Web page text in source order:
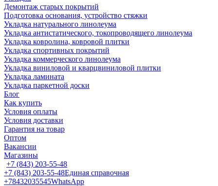
Демонтаж старых покрытий
Подготовка основания, устройство стяжки
Укладка натурального линолеума
Укладка антистатического, токопроводящего линолеума
Укладка ковролина, ковровой плитки
Укладка спортивных покрытий
Укладка коммерческого линолеума
Укладка виниловой и кварцвиниловой плитки
Укладка ламината
Укладка паркетной доски
Блог
Как купить
Условия оплаты
Условия доставки
Гарантия на товар
Оптом
Вакансии
Магазины
+7 (843) 203-55-48
+7 (843) 203-55-48Единая справочная
+78432035545WhatsApp